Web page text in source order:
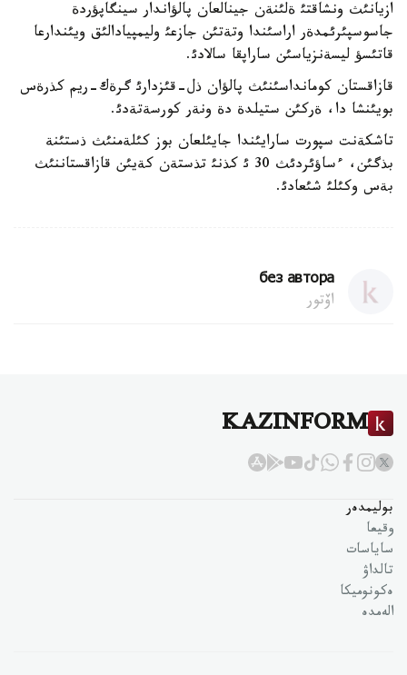
ازيانئث ونشاقتئ ةلئنةن جينالعان پالؤاندار سينگاپؤردة
جاسوسپئرئمدةر اراسئندا وتةتئن جازعئ وليمپيادالئق ويئندارعا
قاتئسؤ ليسةنزياسئن ساراپقا سالادئ.
قازاقستان كومانداسئنئث پالؤان ذل-قئزدارئ گرةك-ريم كذرةس
بويئنشا دا، ةركئن ستيلدة دة ونةر كورسةتةدئ.
تاشكةنت سپورت سارايئندا جايئلعان بوز كئلةمنئث ذستئنة
بذگئن، ءساؤئردئث 30 ئ كذنئ تذستةن كةيئن قازاقستاننئث
بةس وكئلئ شئعادئ.
без автора
اۆتور
KAZINFORM
بوليمدەر
وقيعا
ساياسات
تالداۋ
ەكونوميكا
الەمدە